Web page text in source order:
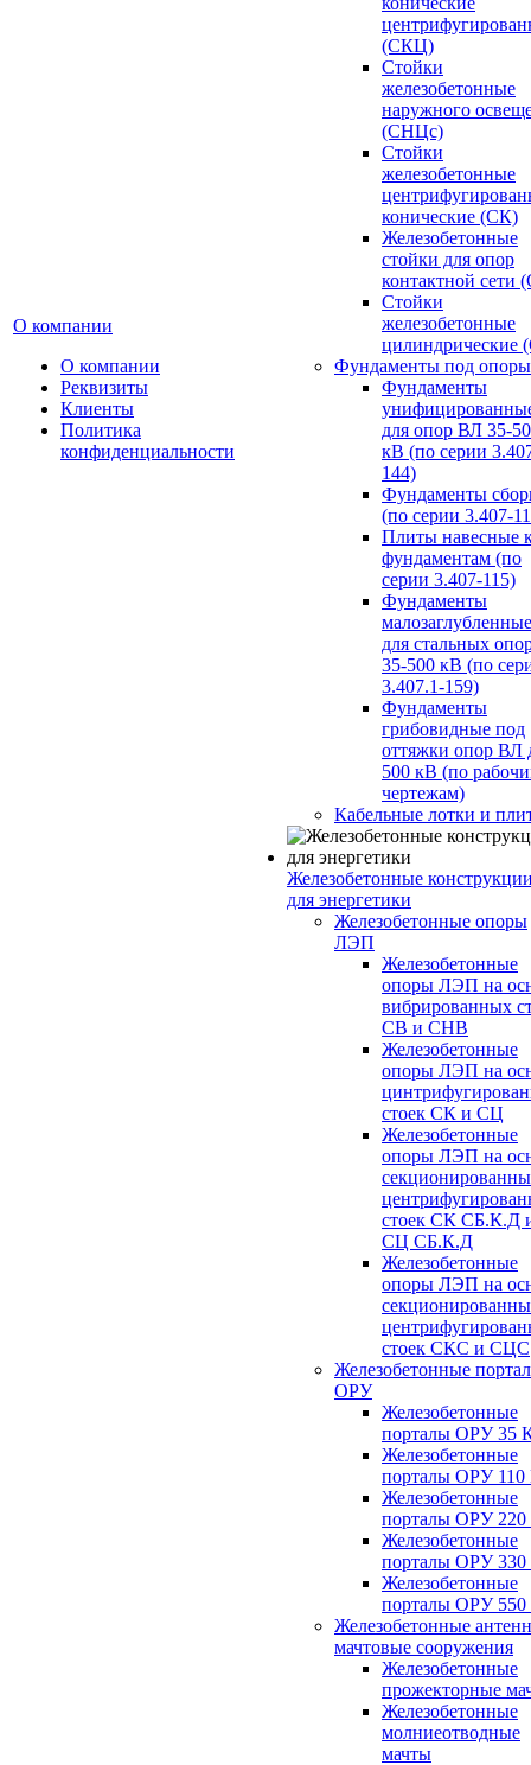
О компании
О компании
Реквизиты
Клиенты
Политика
конфиденциальности
(СКЦ)
Стойки
железобетонные
наружного
(СНЦс)
Стойки
железобетонные
конические (СК)
Железобетонные
стойки для опор
контактной сети
Стойки
железобетонные
цилиндрические
Фундаменты под опоры
Фундаменты
для опор ВЛ 35-
кВ (по серии
144)
Фундаменты
(по серии 3.407-
Плиты навесные
фундаментам (по
серии 3.407-115)
Фундаменты
малозаглубленные
для стальных
35-500 кВ (по
3.407.1-159)
Фундаменты
грибовидные под
оттяжки опор ВЛ
500 кВ (по
чертежам)
Кабельные лотки и
Железобетонные
для энергетики
Железобетонные опоры
ЛЭП
Железобетонные
опоры ЛЭП на
вибрированных
СВ и СНВ
Железобетонные
опоры ЛЭП на
стоек СК и СЦ
Железобетонные
опоры ЛЭП на
стоек СК СБ.К.Д
СЦ СБ.К.Д
Железобетонные
опоры ЛЭП на
стоек СКС и СЦС
Железобетонные
ОРУ
Железобетонные
порталы ОРУ 35
Железобетонные
порталы ОРУ
Железобетонные
порталы ОРУ
Железобетонные
порталы ОРУ
Железобетонные
порталы ОРУ
Железобетонные
мачтовые сооружения
Железобетонные
прожекторные
Железобетонные
молниеотводные
мачты